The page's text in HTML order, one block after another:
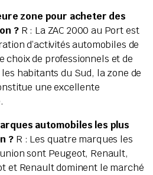
zone pour acheter des
?R : La ZAC 2000 au Port est
d’activités automobiles de
choix de professionnels et de
habitants du Sud, la zone de
une excellente
automobiles les plus
? R : Les quatre marques les
sont Peugeot, Renault,
et Renault dominent le marché